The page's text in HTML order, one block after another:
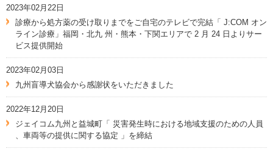
2023年02月22日
診療から処方薬の受け取りまでをご自宅のテレビで完結「 J:COM オン
ライン診療」福岡・北九 州・熊本・下関エリアで 2 月 24 日よりサー
ビス提供開始
2023年02月03日
九州盲導犬協会から感謝状をいただきました
2022年12月20日
ジェイコム九州と益城町「 災害発生時における地域支援のための人員
、車両等の提供に関する協定 」を締結